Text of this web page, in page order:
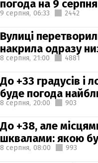
погода на 9 серпня
9 серпня, 06:33 2442
Вулиці
накрила одразу
8 серпня, 21:00 4881
До +33 градусів і
буде погода
8 серпня, 20:00 903
До +38, але
шквалами: якою
8 серпня, 08:00 993